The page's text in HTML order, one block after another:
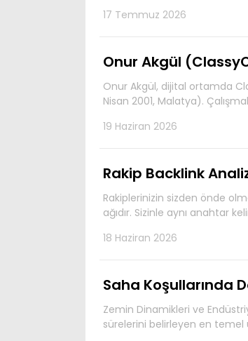
17 Temmuz 2026
Onur Akgül
Onur Akgül, dijital ortamda
Nisan 2001, Malatya).
19 Haziran 2026
Rakip Backlink
Rakiplerinizin sizden önde
ağıdır. Sizinle aynı anahtar
18 Haziran 2026
Saha Koşullarında
Zemin Dinamikleri ve
sürelerini belirleyen en temel